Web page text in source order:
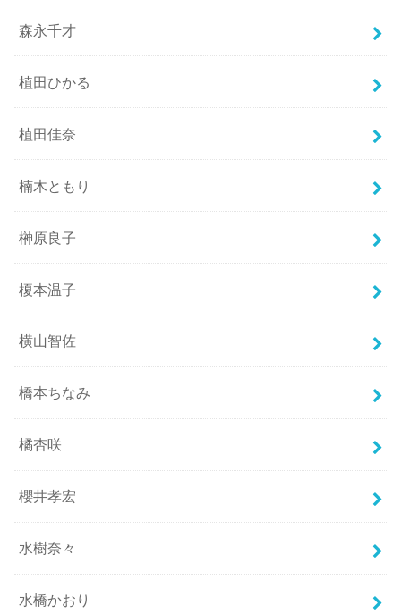
森永千才
植田ひかる
植田佳奈
楠木ともり
榊原良子
榎本温子
横山智佐
橋本ちなみ
橘杏咲
櫻井孝宏
水樹奈々
水橋かおり